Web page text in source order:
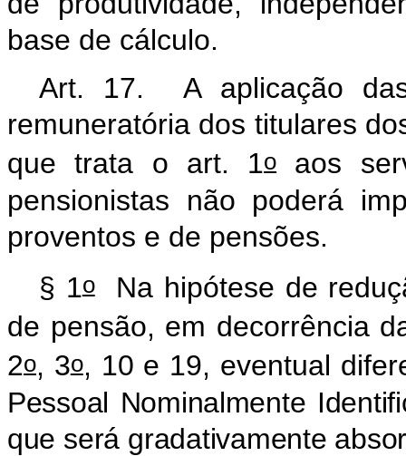
base de cálculo.
Art. 17. A aplicação
remuneratória dos titulares
que trata o art. 1oaos
pensionistas não poderá
proventos e de pensões.
§ 1oNa hipótese de
de pensão, em decorrência
2o, 3o, 10 e 19, eventual
Pessoal Nominalmente
que será gradativamente